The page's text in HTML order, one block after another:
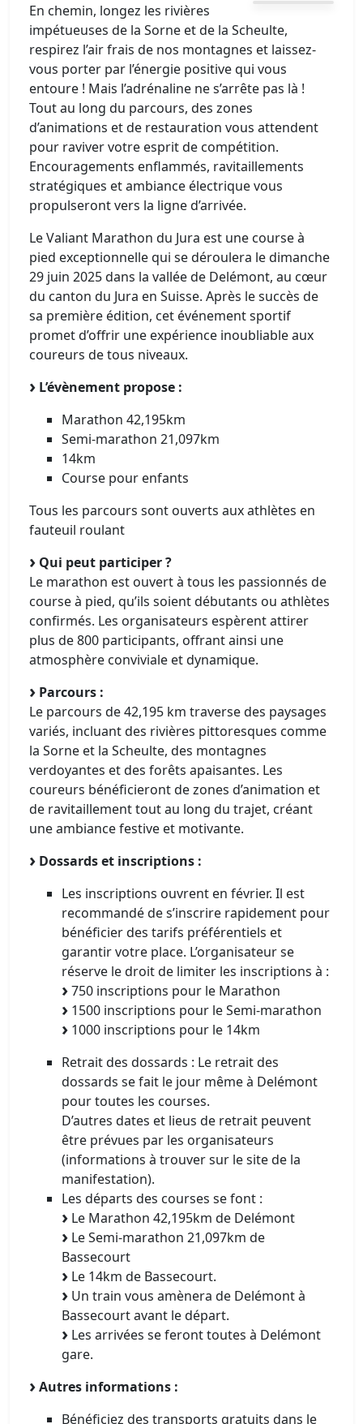
En chemin, longez les rivières
impétueuses de la Sorne et de la Scheulte,
respirez l’air frais de nos montagnes et laissez-
vous porter par l’énergie positive qui vous
entoure ! Mais l’adrénaline ne s’arrête pas là !
Tout au long du parcours, des zones
d’animations et de restauration vous attendent
pour raviver votre esprit de compétition.
Encouragements enflammés, ravitaillements
stratégiques et ambiance électrique vous
propulseront vers la ligne d’arrivée.
Le Valiant Marathon du Jura est une course à
pied exceptionnelle qui se déroulera le dimanche
29 juin 2025 dans la vallée de Delémont, au cœur
du canton du Jura en Suisse. Après le succès de
sa première édition, cet événement sportif
promet d’offrir une expérience inoubliable aux
coureurs de tous niveaux.
L’évènement propose :
Marathon 42,195km
Semi-marathon 21,097km
14km
Course pour enfants
Tous les parcours sont ouverts aux athlètes en
fauteuil roulant
Qui peut participer ?
Le marathon est ouvert à tous les passionnés de
course à pied, qu’ils soient débutants ou athlètes
confirmés. Les organisateurs espèrent attirer
plus de 800 participants, offrant ainsi une
atmosphère conviviale et dynamique.
Parcours :
Le parcours de 42,195 km traverse des paysages
variés, incluant des rivières pittoresques comme
la Sorne et la Scheulte, des montagnes
verdoyantes et des forêts apaisantes. Les
coureurs bénéficieront de zones d’animation et
de ravitaillement tout au long du trajet, créant
une ambiance festive et motivante.
Dossards et inscriptions :
Les inscriptions ouvrent en février. Il est
recommandé de s’inscrire rapidement pour
bénéficier des tarifs préférentiels et
garantir votre place. L’organisateur se
réserve le droit de limiter les inscriptions à :
750 inscriptions pour le Marathon
1500 inscriptions pour le Semi-marathon
1000 inscriptions pour le 14km
Retrait des dossards : Le retrait des
dossards se fait le jour même à Delémont
pour toutes les courses.
D’autres dates et lieus de retrait peuvent
être prévues par les organisateurs
(informations à trouver sur le site de la
manifestation).
Les départs des courses se font :
Le Marathon 42,195km de Delémont
Le Semi-marathon 21,097km de
Bassecourt
Le 14km de Bassecourt.
Un train vous amènera de Delémont à
Bassecourt avant le départ.
Les arrivées se feront toutes à Delémont
gare.
Autres informations :
Bénéficiez des transports gratuits dans le